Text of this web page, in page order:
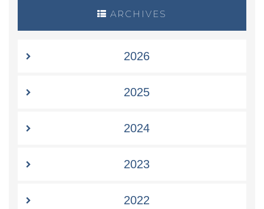
ARCHIVES
2026
2025
2024
2023
2022